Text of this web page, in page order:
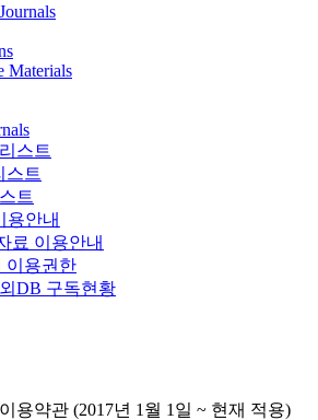
Materials
스트
스트
트
용안내
료 이용안내
이용권한
DB 구독현황
용약관 (2017년 1월 1일 ~ 현재 적용)